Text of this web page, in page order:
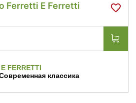
Ferretti E Ferretti
FERRETTI
классика